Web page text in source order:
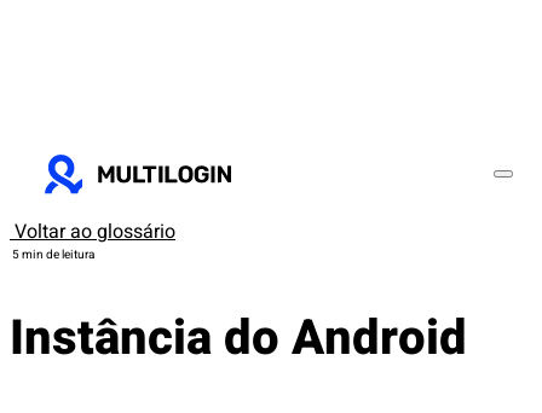
Voltar ao glossário
5 min de leitura
Instância do Android